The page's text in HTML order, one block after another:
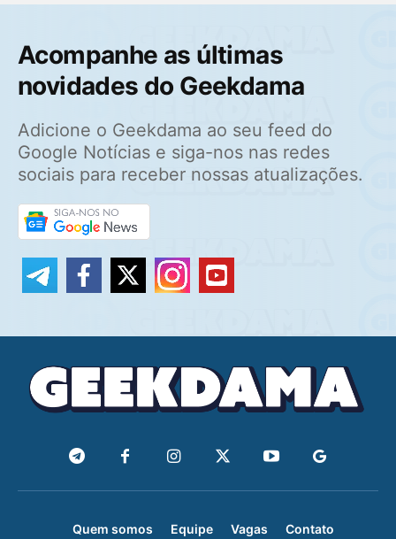
Acompanhe as últimas
novidades do Geekdama
Adicione o Geekdama ao seu feed do
Google Notícias e siga-nos nas redes
sociais para receber nossas atualizações.
Quem somos Equipe Vagas Contato